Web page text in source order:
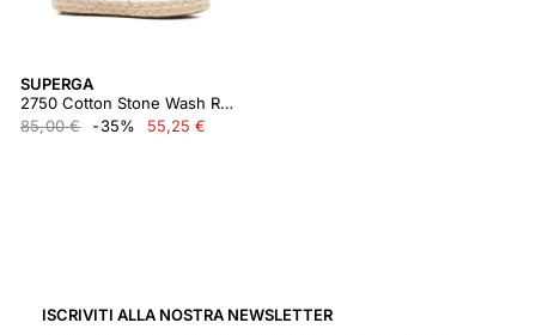
SUPERGA
2750 Cotton Stone Wash Rope
85,00 €
-35% 55,25 €
ISCRIVITI ALLA NOSTRA NEWSLETTER